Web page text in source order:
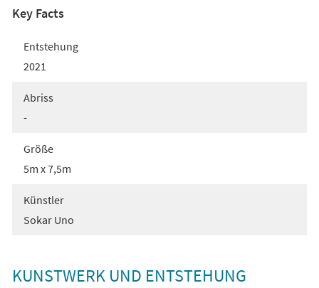
Key Facts
Entstehung
2021
Abriss
-
Größe
5m x 7,5m
Künstler
Sokar Uno
KUNSTWERK UND ENTSTEHUNG